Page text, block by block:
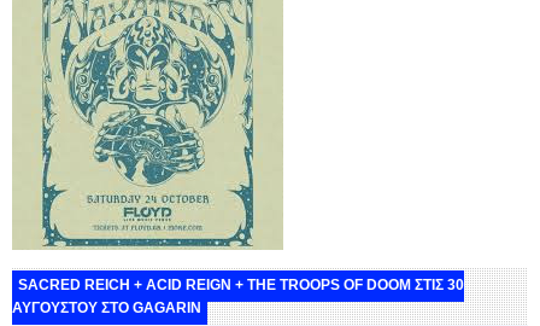
SACRED REICH + ACID REIGN + THE TROOPS OF DOOM ΣΤΙΣ 30
ΑΥΓΟΥΣΤΟΥ ΣΤΟ GAGARIN